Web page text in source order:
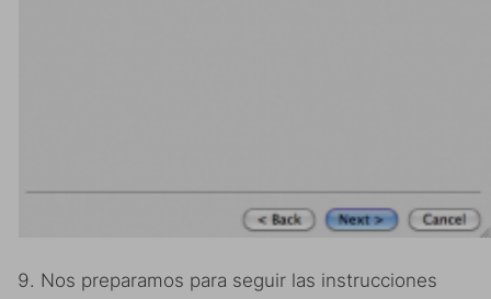
Nos preparamos para seguir las instrucciones